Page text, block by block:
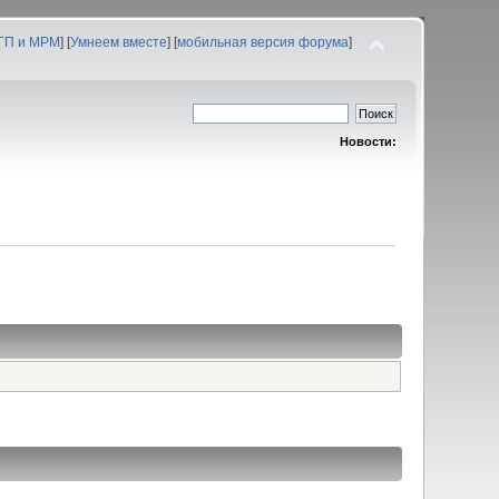
и МРМ] [Умнеем вместе] [мобильная версия форума]
Новости: